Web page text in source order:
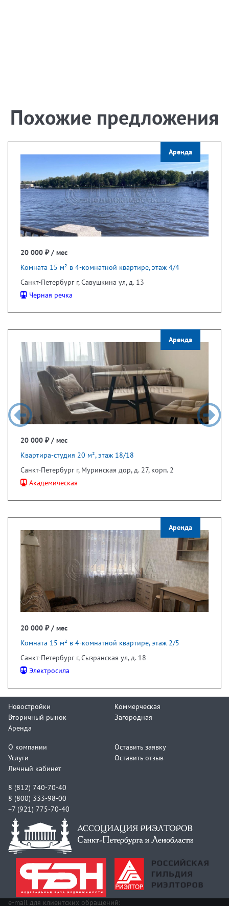
Похожие предложения
Аренда
20 000 ₽ / мес
Комната 15 м² в 4-комнатной квартире, этаж 4/4
Санкт-Петербург г, Савушкина ул, д. 13
Черная речка
Аренда
20 000 ₽ / мес
Квартира-студия 20 м², этаж 18/18
Санкт-Петербург г, Муринская дор, д. 27, корп. 2
Академическая
Аренда
20 000 ₽ / мес
Комната 15 м² в 4-комнатной квартире, этаж 2/5
Санкт-Петербург г, Сызранская ул, д. 18
Электросила
Новостройки
Вторичный рынок
Аренда
Коммерческая
Загородная
О компании
Услуги
Личный кабинет
Оставить заявку
Оставить отзыв
8 (812) 740-70-40
8 (800) 333-98-00
+7 (921) 775-70-40
e-mail для клиентских обращений: